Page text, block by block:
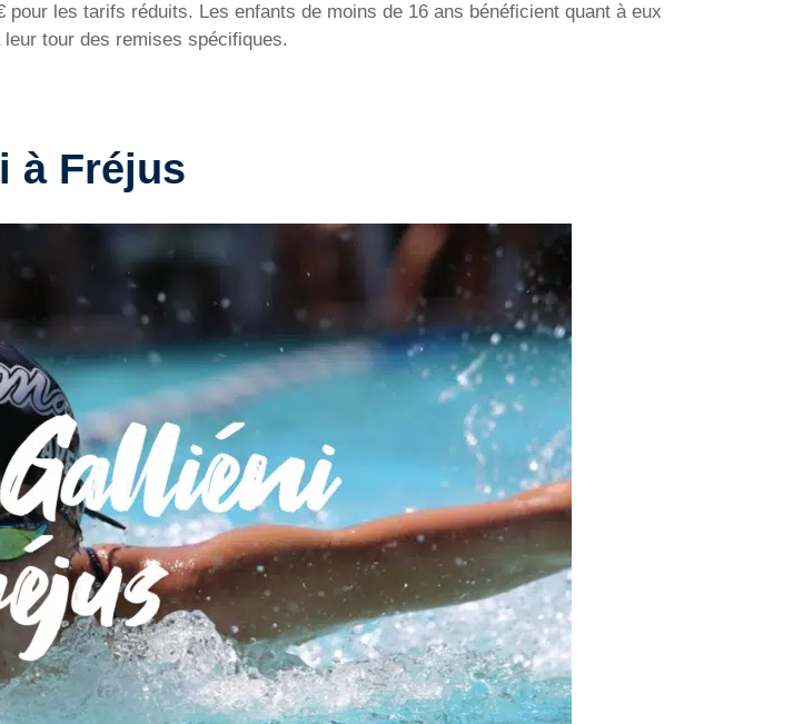
les tarifs réduits. Les enfants de moins de 16 ans bénéficient quant à eux
tour des remises spécifiques.
à Fréjus